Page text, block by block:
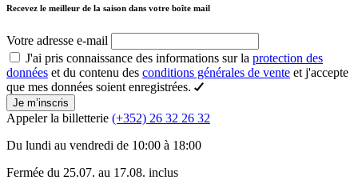
Recevez le meilleur de la saison dans votre boîte mail
Votre adresse e-mail
J'ai pris connaissance des informations sur la protection des
données et du contenu des conditions générales de vente et j'accepte
que mes données soient enregistrées.
Je m’inscris
Appeler la billetterie (+352) 26 32 26 32
Du lundi au vendredi de 10:00 à 18:00
Fermée du 25.07. au 17.08. inclus